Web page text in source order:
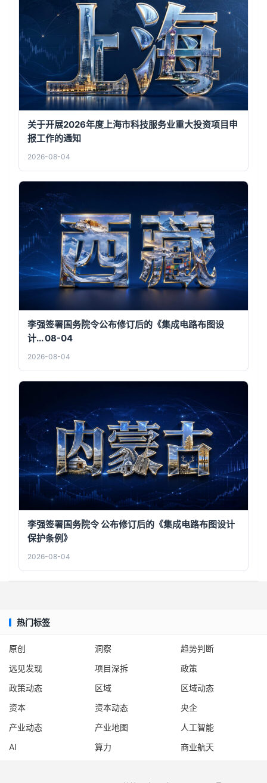
关于开展2026年度上海市科技服务业重大投资项目申
报工作的通知
2026-08-04
李强签署国务院令公布修订后的《集成电路布图设
计... 08-04
2026-08-04
李强签署国务院令 公布修订后的《集成电路布图设计
保护条例》
2026-08-04
热门标签
原创 洞察
趋势判断
远见发现
项目深拆
政策
政策动态
区域
区域动态
资本
资本动态
央企
产业动态
产业地图
人工智能
AI
算力 商业航天